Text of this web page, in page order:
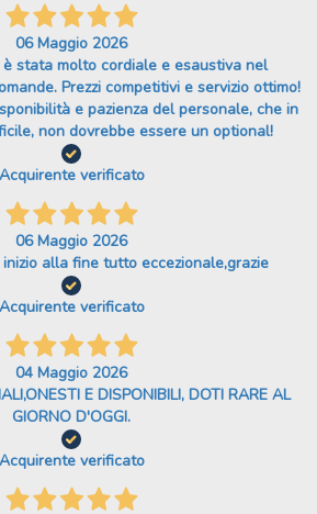
06 Maggio 2026
stata molto cordiale e esaustiva nel
Prezzi competitivi e servizio ottimo!
e pazienza del personale, che in
non dovrebbe essere un optional!
Acquirente verificato
06 Maggio 2026
alla fine tutto eccezionale,grazie
Acquirente verificato
04 Maggio 2026
E DISPONIBILI, DOTI RARE AL
GIORNO D'OGGI.
Acquirente verificato